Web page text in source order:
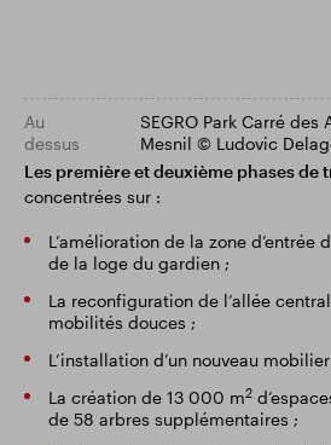
Au
dessus
SEGRO Park Carré des
Mesnil © Ludovic
Les première et deuxième phases de
concentrées sur :
L’amélioration de la zone d’entrée
de la loge du gardien ;
La reconfiguration de l’allée
mobilités douces ;
L’installation d’un nouveau
La création de 13 000 m2
de 58 arbres supplémentaires ;